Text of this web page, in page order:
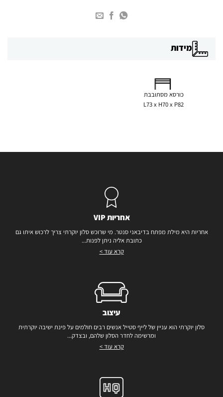
מידות
כורסא מסתובבת
L73 x H70 x P82
אחריות VIP
אחריות היא מילת מפתח בדיבאני סנטר. מי שרוכש סלון יוקרתי צריך לרכוש איתו גם
כתובת אליה ניתן לפנות...
קרא עוד >
עיצוב
סלון יוקרתי הוא עניין של לייף סטייל אנשים רבים חולמים על פינת ישיבה יוקרתית
ומרשימה לחדר הסלון שלהם, ובצדק...
קרא עוד >